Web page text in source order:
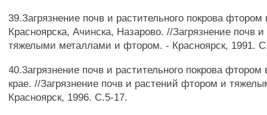
39.Загрязнение почв и растительного покрова фтором
Красноярска, Ачинска, Назарово. //Загрязнение почв
тяжелыми металлами и фтором. - Красноярск, 1991.
40.3агрязнение почв и растительного покрова фтором
крае. //Загрязнение почв и растений фтором и
Красноярск, 1996. С.5-17.